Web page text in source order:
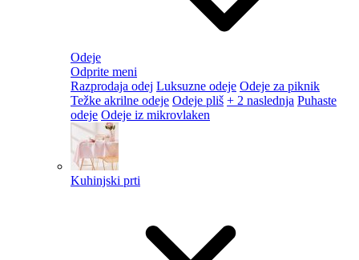
Odeje
Odprite meni
Razprodaja odej Luksuzne odeje Odeje za piknik
Težke akrilne odeje Odeje pliš + 2 naslednja Puhaste
odeje Odeje iz mikrovlaken
Kuhinjski prti